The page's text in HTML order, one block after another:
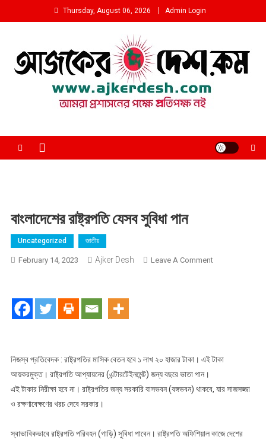
to
Thursday, August 06, 2026 Admin Login
বাংলাদেশের রাষ্ট্রপতি যেসব সুবিধা পান
Uncategorized জাতীয়
February 14, 2023 Ajker Desh Leave A CommentOn
নিজস্ব প্রতিবেদক : রাষ্ট্রপতির মাসিক বেতন হবে ১ লাখ ২০ হাজার টাকা। এই টাকা
আয়করমুক্ত। রাষ্ট্রপতি আপ্যায়নের (এন্টারটেইনমেন্ট) জন্য বছরে ভাতা পান।
এই টাকার নিরীক্ষা হবে না। রাষ্ট্রপতির জন্য সরকারি বাসভবন (বঙ্গভবন) থাকবে, যার সাজসজ্জা
ও রক্ষণাবেক্ষণের খরচ দেবে সরকার।
স্বাভাবিকভাবে রাষ্ট্রপতি পরিবহন (গাড়ি) সুবিধা পাবেন। রাষ্ট্রপতি অফিশিয়াল কাজে দেশের